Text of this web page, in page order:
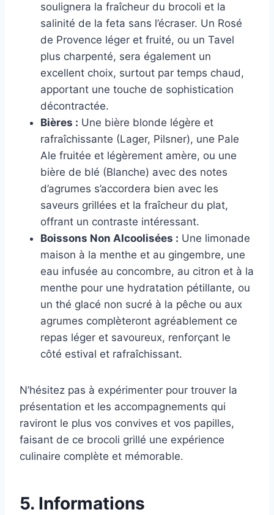
soulignera la fraîcheur du brocoli et la
salinité de la feta sans l’écraser. Un Rosé
de Provence léger et fruité, ou un Tavel
plus charpenté, sera également un
excellent choix, surtout par temps chaud,
apportant une touche de sophistication
décontractée.
Bières : Une bière blonde légère et
rafraîchissante (Lager, Pilsner), une Pale
Ale fruitée et légèrement amère, ou une
bière de blé (Blanche) avec des notes
d’agrumes s’accordera bien avec les
saveurs grillées et la fraîcheur du plat,
offrant un contraste intéressant.
Boissons Non Alcoolisées : Une limonade
maison à la menthe et au gingembre, une
eau infusée au concombre, au citron et à la
menthe pour une hydratation pétillante, ou
un thé glacé non sucré à la pêche ou aux
agrumes complèteront agréablement ce
repas léger et savoureux, renforçant le
côté estival et rafraîchissant.
N’hésitez pas à expérimenter pour trouver la
présentation et les accompagnements qui
raviront le plus vos convives et vos papilles,
faisant de ce brocoli grillé une expérience
culinaire complète et mémorable.
5. Informations